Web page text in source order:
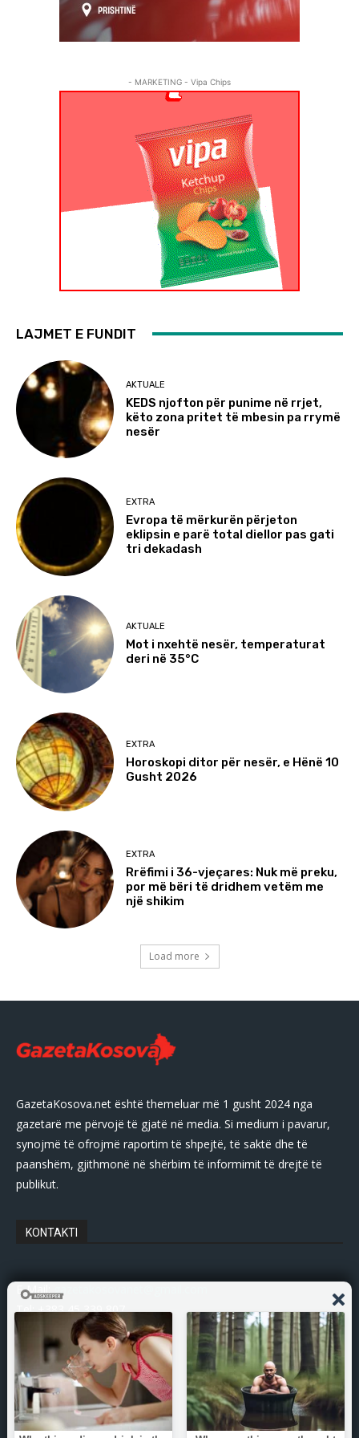
- MARKETING - Vipa Chips
LAJMET E FUNDIT
AKTUALE
KEDS njofton për punime në rrjet,
këto zona pritet të mbesin pa rrymë
nesër
EXTRA
Evropa të mërkurën përjeton
eklipsin e parë total diellor pas gati
tri dekadash
AKTUALE
Mot i nxehtë nesër, temperaturat
deri në 35°C
EXTRA
Horoskopi ditor për nesër, e Hënë 10
Gusht 2026
EXTRA
Rrëfimi i 36-vjeçares: Nuk më preku,
por më bëri të dridhem vetëm me
një shikim
Load more
GazetaKosova.net është themeluar më 1 gusht 2024 nga
gazetarë me përvojë të gjatë në media. Si medium i pavarur,
synojmë të ofrojmë raportim të shpejtë, të saktë dhe të
paanshëm, gjithmonë në shërbim të informimit të drejtë të
publikut.
KONTAKTI
E-Mail:gazetakosovanet@gmail.com
Tel: +383 45 339 807